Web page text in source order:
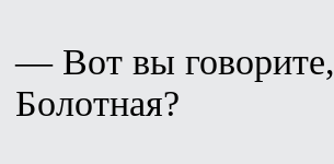
— Вот вы
Болотная?